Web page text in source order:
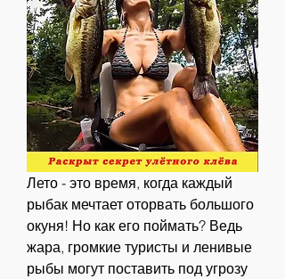
Лето - это время, когда каждый
рыбак мечтает оторвать большого
окуня! Но как его поймать? Ведь
жара, громкие туристы и ленивые
рыбы могут поставить под угрозу